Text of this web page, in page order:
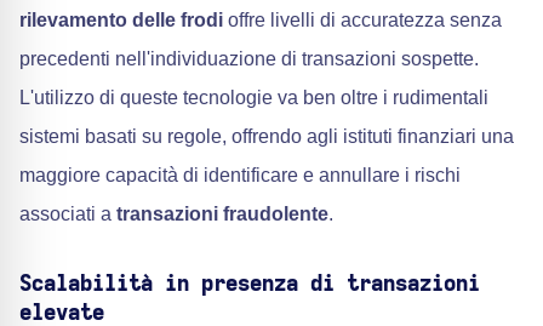
rilevamento delle frodi offre livelli di accuratezza senza
precedenti nell'individuazione di transazioni sospette.
L'utilizzo di queste tecnologie va ben oltre i rudimentali
sistemi basati su regole, offrendo agli istituti finanziari una
maggiore capacità di identificare e annullare i rischi
associati a transazioni fraudolente.
Scalabilità in presenza di transazioni
elevate